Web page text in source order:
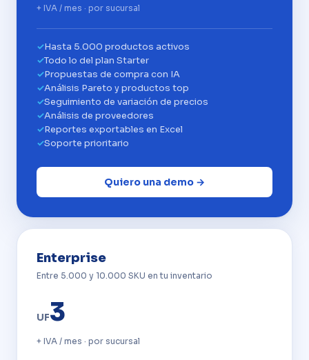
+ IVA / mes · por sucursal
Hasta 5.000 productos activos
Todo lo del plan Starter
Propuestas de compra con IA
Análisis Pareto y productos top
Seguimiento de variación de precios
Análisis de proveedores
Reportes exportables en Excel
Soporte prioritario
Quiero una demo →
Enterprise
Entre 5.000 y 10.000 SKU en tu inventario
UF3
+ IVA / mes · por sucursal